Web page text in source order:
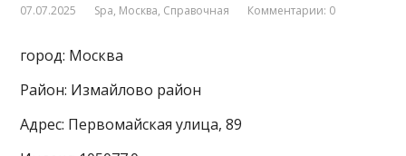
07.07.2025 Spa, Москва, Справочная Комментарии: 0
город: Москва
Район: Измайлово район
Адрес: Первомайская улица, 89